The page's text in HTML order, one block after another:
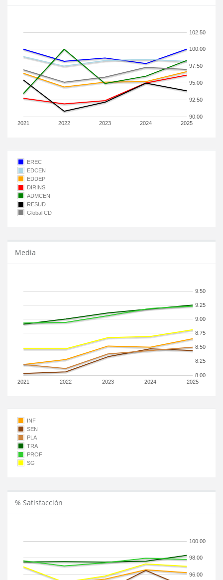
2021 2022 2023 2024 2025
90.00
92.50
95.00
97.50
100.00
102.50
EREC
EDCEN
EDDEP
DIRINS
ADMCEN
RESUD
Global CD
Media
2021 2022 2023 2024 2025
8.00
8.25
8.50
8.75
9.00
9.25
9.50
INF
SEN
PLA
TRA
PROF
SG
% Satisfacción
96.00
98.00
100.00